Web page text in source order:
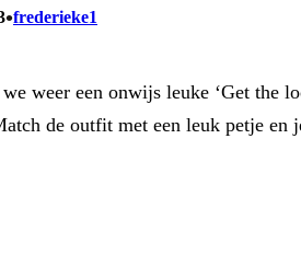
•frederieke1
we weer een onwijs leuke ‘Get the
de outfit met een leuk petje